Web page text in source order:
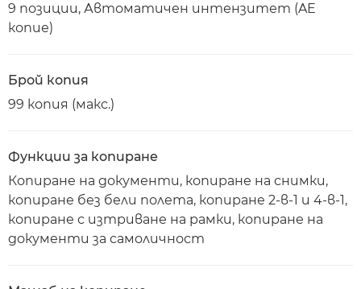
9 позиции, Автоматичен интензитет (AE
копие)
Брой копия
99 копия (макс.)
Функции за копиране
Копиране на документи, копиране на снимки,
копиране без бели полета, копиране 2-в-1 и 4-в-1,
копиране с изтриване на рамки, копиране на
документи за самоличност